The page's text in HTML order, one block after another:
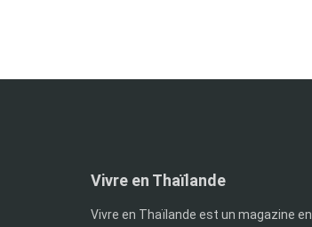
Vivre en Thaïlande
Vivre en Thaïlande est un magazine en